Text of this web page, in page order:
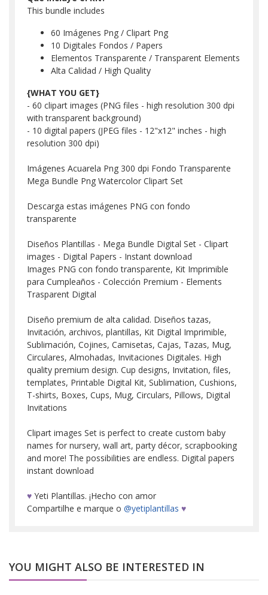
This bundle includes
60 Imágenes Png / Clipart Png
10 Digitales Fondos / Papers
Elementos Transparente / Transparent Elements
Alta Calidad / High Quality
{WHAT YOU GET}
- 60 clipart images (PNG files - high resolution 300 dpi
with transparent background)
- 10 digital papers (JPEG files - 12"x12" inches - high
resolution 300 dpi)
Imágenes Acuarela Png 300 dpi Fondo Transparente
Mega Bundle Png Watercolor Clipart Set
Descarga estas imágenes PNG con fondo
transparente
Diseños Plantillas - Mega Bundle Digital Set - Clipart
images - Digital Papers - Instant download
Images PNG con fondo transparente, Kit Imprimible
para Cumpleaños - Colección Premium - Elements
Trasparent Digital
Diseño premium de alta calidad. Diseños tazas,
Invitación, archivos, plantillas, Kit Digital Imprimible,
Sublimación, Cojines, Camisetas, Cajas, Tazas, Mug,
Circulares, Almohadas, Invitaciones Digitales. High
quality premium design. Cup designs, Invitation, files,
templates, Printable Digital Kit, Sublimation, Cushions,
T-shirts, Boxes, Cups, Mug, Circulars, Pillows, Digital
Invitations
Clipart images Set is perfect to create custom baby
names for nursery, wall art, party décor, scrapbooking
and more! The possibilities are endless. Digital papers
instant download
♥ Yeti Plantillas. ¡Hecho con amor
Compartilhe e marque o @yetiplantillas ♥
YOU MIGHT ALSO BE INTERESTED IN